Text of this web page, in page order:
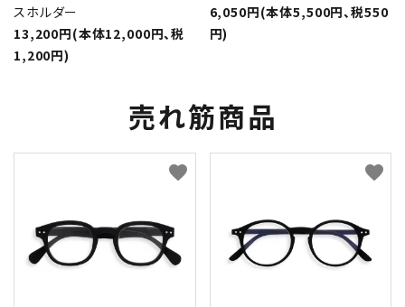
スホルダー
13,200円(本体12,000円、税
1,200円)
6,050円(本体5,500円、税550
円)
売れ筋商品
favorite favorite